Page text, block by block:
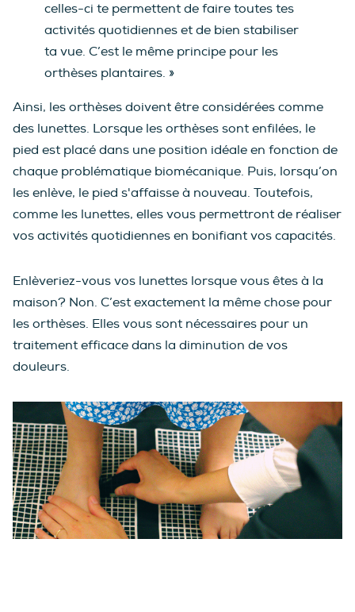
celles-ci te permettent de faire toutes tes
activités quotidiennes et de bien stabiliser
ta vue. C’est le même principe pour les
orthèses plantaires. »
Ainsi, les orthèses doivent être considérées comme
des lunettes. Lorsque les orthèses sont enfilées, le
pied est placé dans une position idéale en fonction de
chaque problématique biomécanique. Puis, lorsqu’on
les enlève, le pied s'affaisse à nouveau. Toutefois,
comme les lunettes, elles vous permettront de réaliser
vos activités quotidiennes en bonifiant vos capacités.
Enlèveriez-vous vos lunettes lorsque vous êtes à la
maison? Non. C’est exactement la même chose pour
les orthèses. Elles vous sont nécessaires pour un
traitement efficace dans la diminution de vos
douleurs.